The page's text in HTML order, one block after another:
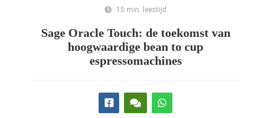
15 min. leestijd
Sage Oracle Touch: de toekomst van
hoogwaardige bean to cup
espressomachines